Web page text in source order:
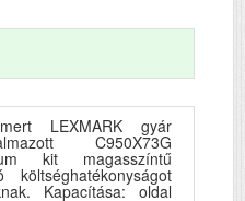
LEXMARK gyár
C950X73G
kit magasszíntű
Kapacítása: oldal